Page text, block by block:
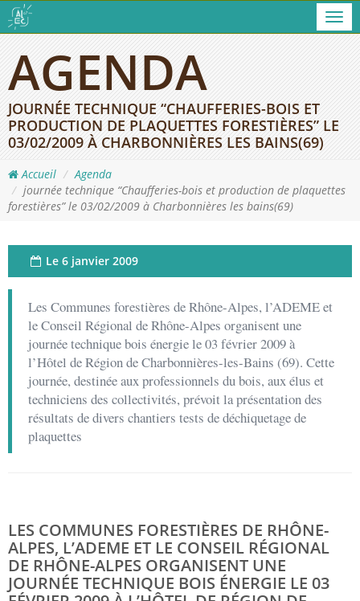
AGENDA
JOURNÉE TECHNIQUE “CHAUFFERIES-BOIS ET
PRODUCTION DE PLAQUETTES FORESTIÈRES” LE
03/02/2009 À CHARBONNIÈRES LES BAINS(69)
Accueil
Agenda
journée technique “Chaufferies-bois et production de plaquettes
forestières” le 03/02/2009 à Charbonnières les bains(69)
Le 6 janvier 2009
Les Communes forestières de Rhône-Alpes, l’ADEME et
le Conseil Régional de Rhône-Alpes organisent une
journée technique bois énergie le 03 février 2009 à
l’Hôtel de Région de Charbonnières-les-Bains (69). Cette
journée, destinée aux professionnels du bois, aux élus et
techniciens des collectivités, prévoit la présentation des
résultats de divers chantiers tests de déchiquetage de
plaquettes
LES COMMUNES FORESTIÈRES DE RHÔNE-
ALPES, L’ADEME ET LE CONSEIL RÉGIONAL
DE RHÔNE-ALPES ORGANISENT UNE
JOURNÉE TECHNIQUE BOIS ÉNERGIE LE 03